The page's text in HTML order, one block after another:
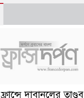
ফ্রান্সে দাবানলের তাণ্ডব